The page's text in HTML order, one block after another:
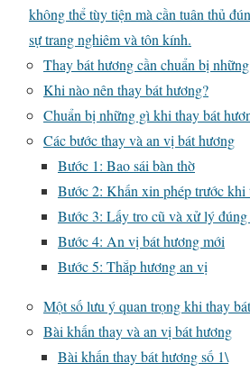
không thể tùy tiện mà cần tuân thủ
sự trang nghiêm và tôn kính.
Thay bát hương cần chuẩn bị
Khi nào nên thay bát hương?
Chuẩn bị những gì khi thay bát
Các bước thay và an vị bát hương
Bước 1: Bao sái bàn thờ
Bước 2: Khấn xin phép trước khi
Bước 3: Lấy tro cũ và xử lý đúng
Bước 4: An vị bát hương mới
Bước 5: Thắp hương an vị
Một số lưu ý quan trọng khi thay
Bài khấn thay và an vị bát hương
Bài khấn thay bát hương số 1\